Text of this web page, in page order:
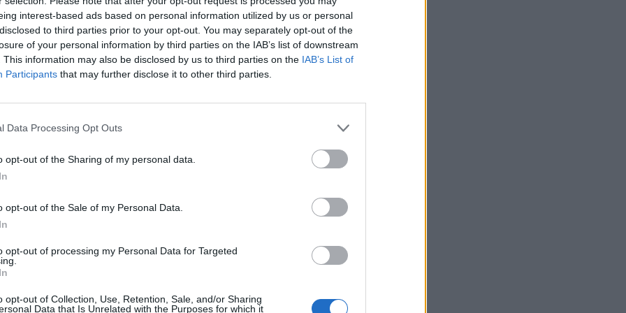
interest-based ads based on personal information utilized by us or personal
to third parties prior to your opt-out. You may separately opt-out of the
of your personal information by third parties on the IAB’s list of downstream
This information may also be disclosed by us to third parties on the IAB’s List of
Participants that may further disclose it to other third parties.
Data Processing Opt Outs
opt-out of the Sharing of my personal data.
opt-out of the Sale of my Personal Data.
opt-out of processing my Personal Data for Targeted
opt-out of Collection, Use, Retention, Sale, and/or Sharing
Data that Is Unrelated with the Purposes for which it
(ezt a sávot kizárólag személygépkocsik
számára pedig a Budaörsi út
csomópont felé. Így tehát összesen három
közlekedési jelzőlámpák hosszabb zöld jelzése is